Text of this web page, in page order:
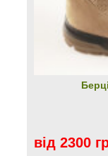
від 2300